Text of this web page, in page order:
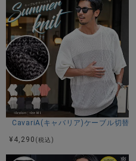
CavariA(キャバリア)ケーブル切替
¥ 4,290 (税込)